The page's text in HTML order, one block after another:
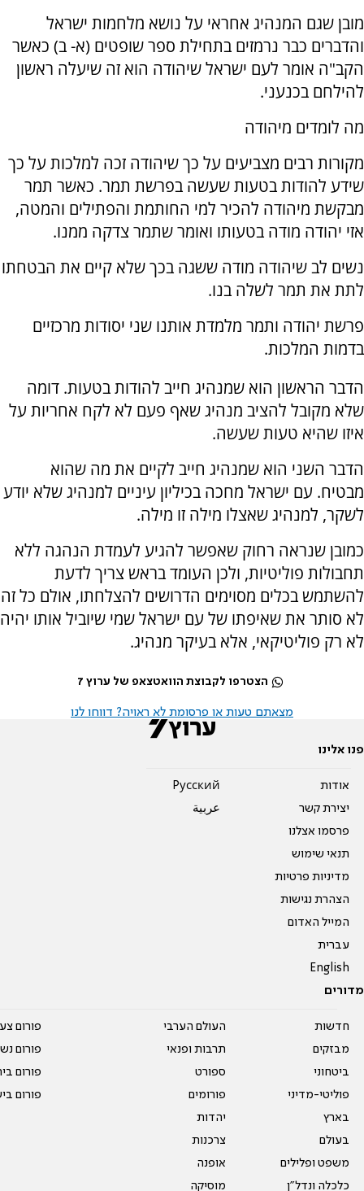
מובן שגם המנהיג אחראי על נושא מלחמות ישראל
והדברים כבר נרמזים בתחילת ספר שופטים (א- ב) כאשר
הקב"ה אומר לעם ישראל שיהודה הוא זה שיעלה ראשון
להילחם בכנעני.
מה לומדים מיהודה
מקורות רבים מצביעים על כך שיהודה זכה למלכות על כך
שידע להודות בטעות שעשה בפרשת תמר. כאשר תמר
מבקשת מיהודה להכיר למי החותמת והפתילים והמטה,
אזי יהודה מודה בטעותו ואומר שתמר צדקה ממנו.
נשים לב שיהודה מודה ששגה בכך שלא קיים את הבטחתו
לתת את תמר לשלה בנו.
פרשת יהודה ותמר מלמדת אותנו שני יסודות מרכזיים
בדמות המלכות.
הדבר הראשון הוא שמנהיג חייב להודות בטעות. דומה
שלא מקובל להציב מנהיג שאף פעם לא לקח אחריות על
איזו שהיא טעות שעשה.
הדבר השני הוא שמנהיג חייב לקיים את מה שהוא
מבטיח. עם ישראל מחכה בכיליון עיניים למנהיג שלא יודע
לשקר, למנהיג שאצלו מילה זו מילה.
כמובן שנראה רחוק שאפשר להגיע לעמדת הנהגה ללא
תחבולות פוליטיות, ולכן העומד בראש צריך לדעת
להשתמש בכלים מסוימים הדרושים להצלחתו, אולם כל זה
לא סותר את שאיפתו של עם ישראל שמי שיוביל אותו יהיה
לא רק פוליטיקאי, אלא בעיקר מנהיג.
הצטרפו לקבוצת הוואטצאפ של ערוץ 7
מצאתם טעות או פרסומת לא ראויה? דווחו לנו
פנו אלינו
אודות
יצירת קשר
פרסמו אצלנו
תנאי שימוש
מדיניות פרטיות
הצהרת נגישות
המייל האדום
עברית
English
Pусский
عربية
מדורים
חדשות
מבזקים
ביטחוני
פוליטי-מדיני
בארץ
בעולם
משפט ופלילים
כלכלה ונדל"ן
העולם הערבי
תרבות ופנאי
ספורט
פורומים
יהדות
צרכנות
אופנה
מוסיקה
פורום
פורום
פורום
פורום